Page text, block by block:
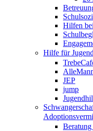
Hilfen
Hilfe für
JEP
jump